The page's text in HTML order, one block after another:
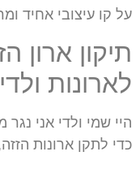
על קו עיצובי אחיד
תיקון ארון
לארונות ולדי
היי שמי ולדי אני נגר
כדי לתקן ארונות